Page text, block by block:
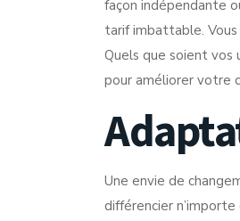
façon indépendante
tarif imbattable.
Quels que soient
pour améliorer votre
Une envie de
différencier